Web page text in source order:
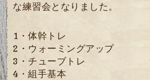
な練習会となりました。
1・体幹トレ
2・ウォーミングアップ
3・チューブトレ
4・組手基本